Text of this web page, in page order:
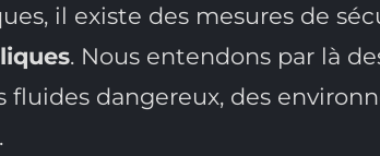
il existe des mesures de
. Nous entendons par là
fluides dangereux, des